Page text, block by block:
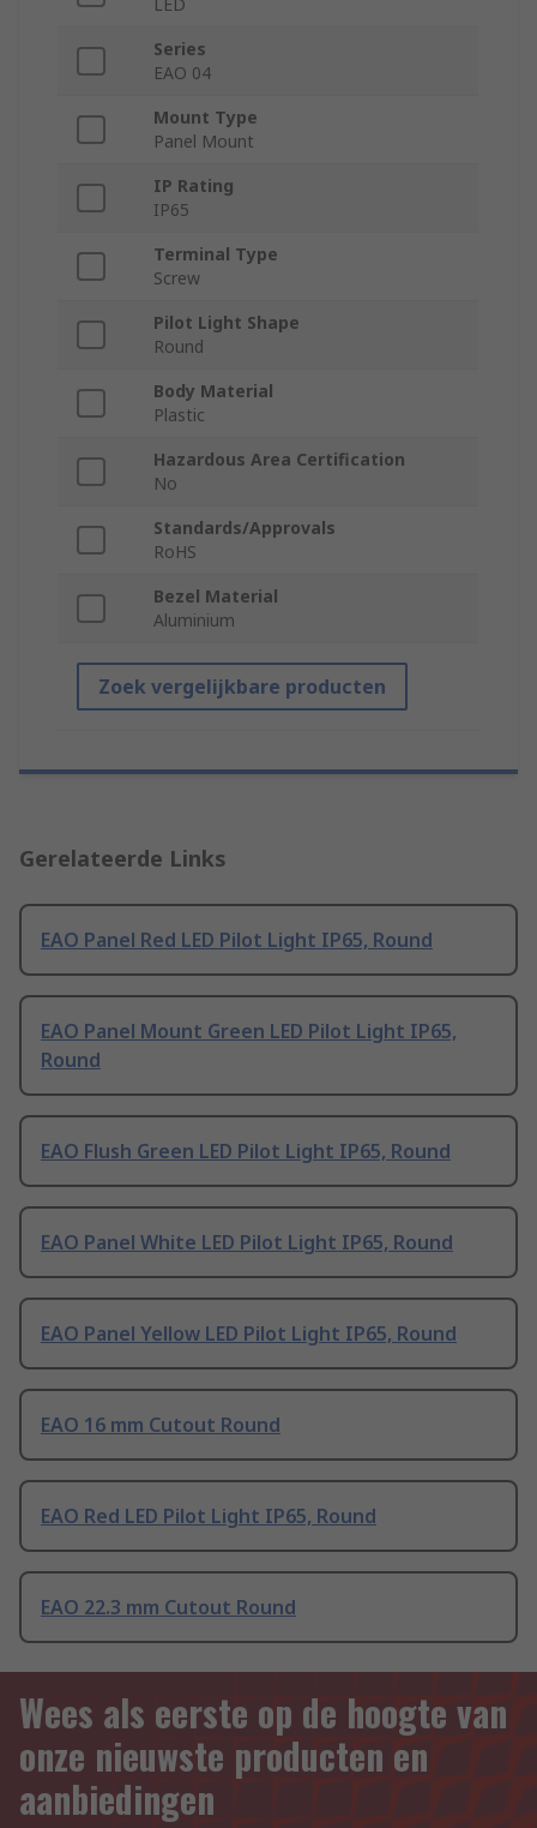
LED
Series
EAO 04
Mount Type
Panel Mount
IP Rating
IP65
Terminal Type
Screw
Pilot Light Shape
Round
Body Material
Plastic
Hazardous Area Certification
No
Standards/Approvals
RoHS
Bezel Material
Aluminium
Zoek vergelijkbare producten
Gerelateerde Links
EAO Panel Red LED Pilot Light IP65, Round
EAO Panel Mount Green LED Pilot Light IP65,
Round
EAO Flush Green LED Pilot Light IP65, Round
EAO Panel White LED Pilot Light IP65, Round
EAO Panel Yellow LED Pilot Light IP65, Round
EAO 16 mm Cutout Round
EAO Red LED Pilot Light IP65, Round
EAO 22.3 mm Cutout Round
Wees als eerste op de hoogte van
onze nieuwste producten en
aanbiedingen